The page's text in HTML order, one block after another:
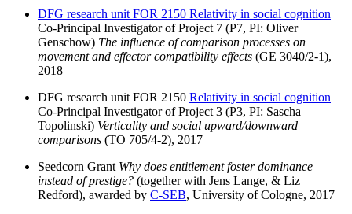
DFG research unit FOR 2150 Relativity in social cognition
Co-Principal Investigator of Project 7 (P7, PI: Oliver
Genschow) The influence of comparison processes on
movement and effector compatibility effects (GE 3040/2-1),
2018
DFG research unit FOR 2150 Relativity in social cognition
Co-Principal Investigator of Project 3 (P3, PI: Sascha
Topolinski) Verticality and social upward/downward
comparisons (TO 705/4-2), 2017
Seedcorn Grant Why does entitlement foster dominance
instead of prestige? (together with Jens Lange, & Liz
Redford), awarded by C-SEB, University of Cologne, 2017